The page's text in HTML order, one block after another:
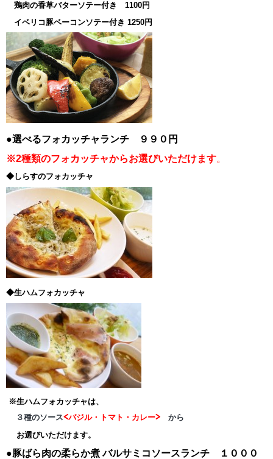
鶏肉の香草バターソテー付き 1100円
イベリコ豚ベーコンソテー付き 1250円
●選べるフォカッチャランチ ９９０円
※2種類のフォカッチャからお選びいただけます。
◆しらすのフォカッチャ
◆生ハムフォカッチャ
※生ハムフォカッチャは、
３種のソース<バジル・トマト・カレー> から
お選びいただけます。
●豚ばら肉の柔らか煮バルサミコソースランチ １０００